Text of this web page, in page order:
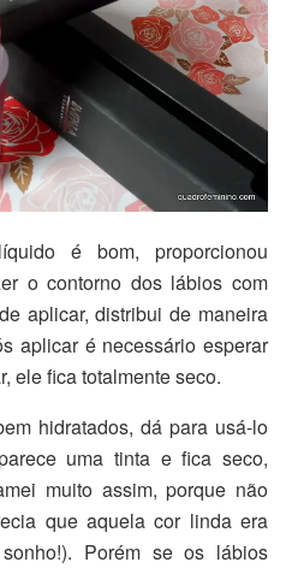
é bom, proporcionou
o contorno dos lábios com
aplicar, distribui de maneira
aplicar é necessário esperar
ele fica totalmente seco.
hidratados, dá para usá-lo
uma tinta e fica seco,
muito assim, porque não
que aquela cor linda era
Porém se os lábios